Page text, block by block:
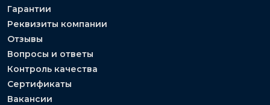
Гарантии
Реквизиты компании
Отзывы
Вопросы и ответы
Контроль качества
Сертификаты
Вакансии